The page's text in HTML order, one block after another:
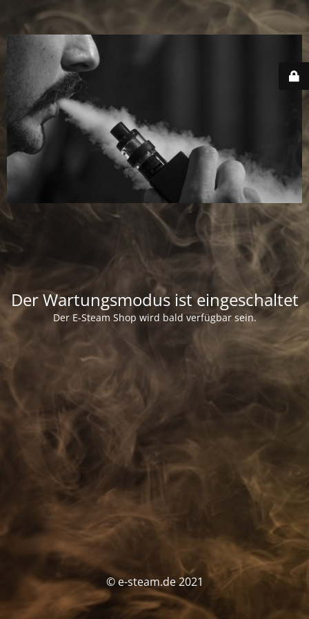
Der Wartungsmodus ist eingeschaltet
Der E-Steam Shop wird bald verfügbar sein.
© e-steam.de 2021